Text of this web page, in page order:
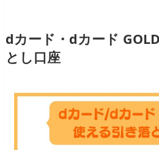
dカード・dカード
とし口座